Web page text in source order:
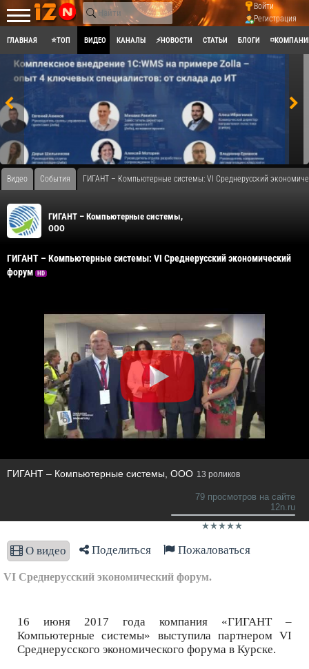
Войти
Регистрация
ГЛАВНАЯ ⭐ТОП ВИДЕО КАНАЛЫ ⚡НОВОСТИ СТАТЬИ БЛОГИ
Видео События ГИГАНТ – Компьютерные системы: VI Среднерусский
ГИГАНТ – Компьютерные системы,
ООО
ГИГАНТ – Компьютерные системы: VI Среднерусский экономический
форум
HD
ГИГАНТ – Компьютерные системы, ООО 13 роликов
79 просмотров на сайте
12n.ru
О видео Поделиться Пожаловаться
VI Среднерусский экономический форум.
16 июня 2017 года компания «ГИГАНТ –
Компьютерные системы» выступила партнером VI
Среднерусского экономического форума в Курске.